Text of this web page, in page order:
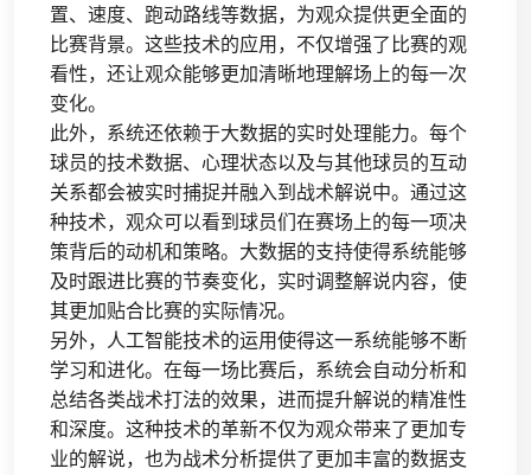
置、速度、跑动路线等数据，为观众提供更全面的
比赛背景。这些技术的应用，不仅增强了比赛的观
看性，还让观众能够更加清晰地理解场上的每一次
变化。
此外，系统还依赖于大数据的实时处理能力。每个
球员的技术数据、心理状态以及与其他球员的互动
关系都会被实时捕捉并融入到战术解说中。通过这
种技术，观众可以看到球员们在赛场上的每一项决
策背后的动机和策略。大数据的支持使得系统能够
及时跟进比赛的节奏变化，实时调整解说内容，使
其更加贴合比赛的实际情况。
另外，人工智能技术的运用使得这一系统能够不断
学习和进化。在每一场比赛后，系统会自动分析和
总结各类战术打法的效果，进而提升解说的精准性
和深度。这种技术的革新不仅为观众带来了更加专
业的解说，也为战术分析提供了更加丰富的数据支